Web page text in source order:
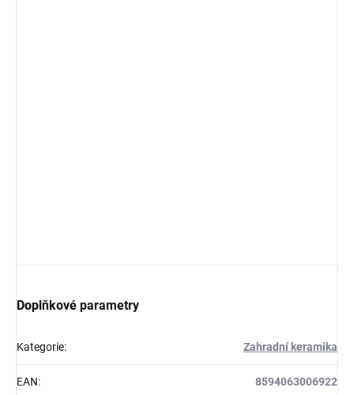
Doplňkové parametry
Kategorie: Zahradní keramika
EAN: 8594063006922